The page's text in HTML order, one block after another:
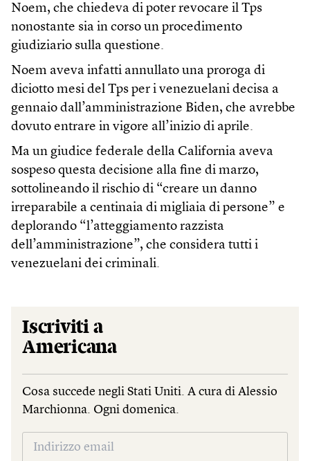
Noem, che chiedeva di poter revocare il Tps
nonostante sia in corso un procedimento
giudiziario sulla questione.
Noem aveva infatti annullato una proroga di
diciotto mesi del Tps per i venezuelani decisa a
gennaio dall’amministrazione Biden, che avrebbe
dovuto entrare in vigore all’inizio di aprile.
Ma un giudice federale della California aveva
sospeso questa decisione alla fine di marzo,
sottolineando il rischio di “creare un danno
irreparabile a centinaia di migliaia di persone” e
deplorando “l’atteggiamento razzista
dell’amministrazione”, che considera tutti i
venezuelani dei criminali.
Iscriviti a
Americana
Cosa succede negli Stati Uniti. A cura di Alessio
Marchionna. Ogni domenica.